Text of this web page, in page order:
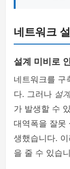
네트워크
설계 미비로
네트워크를 구
다. 그러나 설
가 발생할 수
대역폭을 잘못
생했습니다.
을 줄 수 있습